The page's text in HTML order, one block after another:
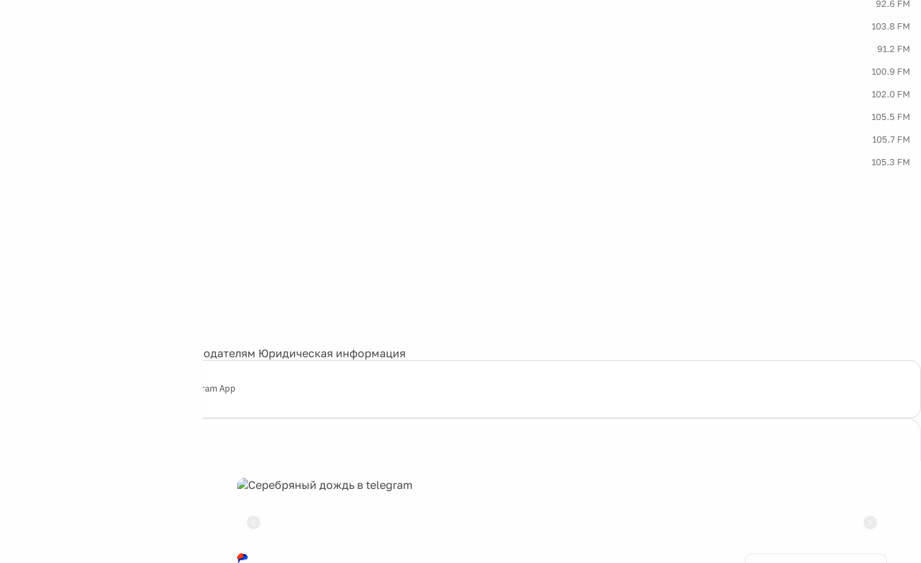
92.6 FM
103.8 FM
91.2 FM
100.9 FM
102.0 FM
105.5 FM
105.7 FM
105.3 FM
Рекламодателям Юридическая информация
Telegram App